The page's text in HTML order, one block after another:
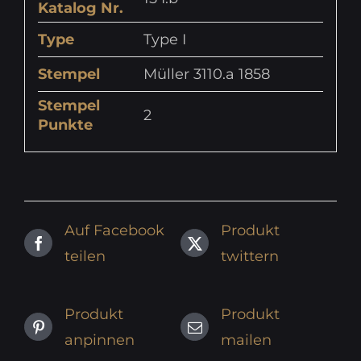
Katalog Nr.
Type
Type I
Stempel
Müller 3110.a 1858
Stempel
Punkte
2
Auf Facebook
teilen
Produkt
twittern
Produkt
anpinnen
Produkt
mailen